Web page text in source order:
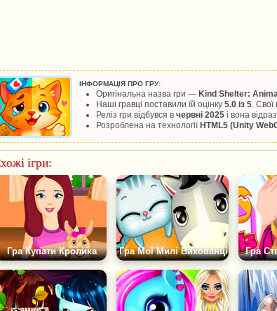
ІНФОРМАЦІЯ ПРО ГРУ:
Оригінальна назва гри — Kind Shelter:
Наші гравці поставили їй оцінку 5.0 із 5. Свої
Реліз гри відбувся в червні 2025 і вона
Розроблена на технології HTML5 (Unity
ігри:
Гра Купати Кролика Гра Мої Милі Вихованці Гра